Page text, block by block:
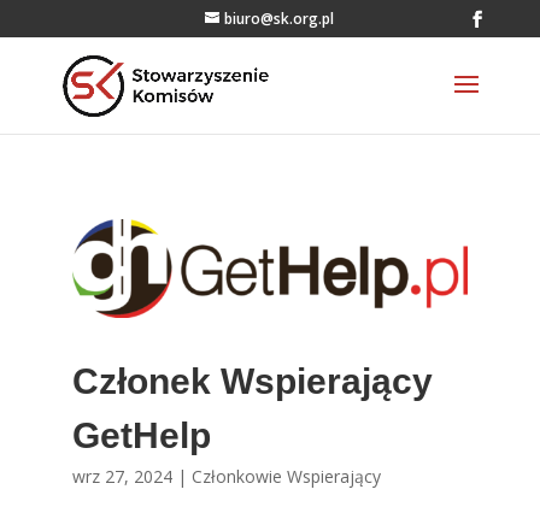
biuro@sk.org.pl
Członek Wspierający
GetHelp
wrz 27, 2024| Członkowie Wspierający